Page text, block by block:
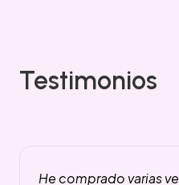
Testimonios
He comprado varias